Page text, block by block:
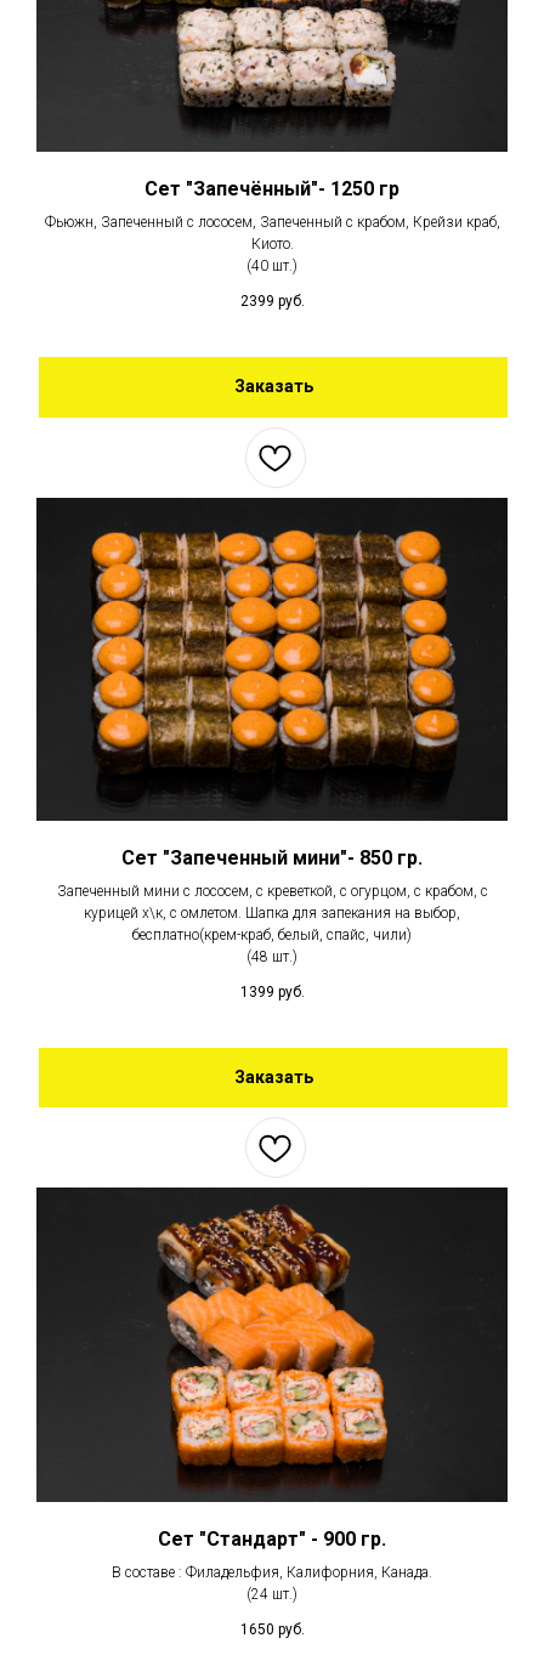
Сет "Запечённый"- 1250 гр
Фьюжн, Запеченный с лососем, Запеченный с крабом, Крейзи краб,
Киото.
(40 шт.)
2399 руб.
Заказать
Сет "Запеченный мини"- 850 гр.
Запеченный мини с лососем, с креветкой, с огурцом, с крабом, с
курицей х\к, с омлетом. Шапка для запекания на выбор,
бесплатно(крем-краб, белый, спайс, чили)
(48 шт.)
1399 руб.
Заказать
Сет "Стандарт" - 900 гр.
В составе : Филадельфия, Калифорния, Канада.
(24 шт.)
1650 руб.